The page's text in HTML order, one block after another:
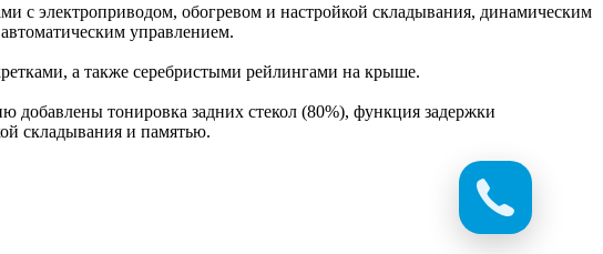
с электроприводом, обогревом и настройкой складывания, динамическим
управлением.
а также серебристыми рейлингами на крыше.
добавлены тонировка задних стекол (80%), функция задержки
складывания и памятью.